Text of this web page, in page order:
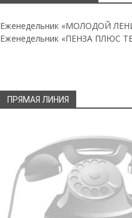
Еженедельник «МОЛОДОЙ
Еженедельник «ПЕНЗА ПЛЮС
ПРЯМАЯ ЛИНИЯ